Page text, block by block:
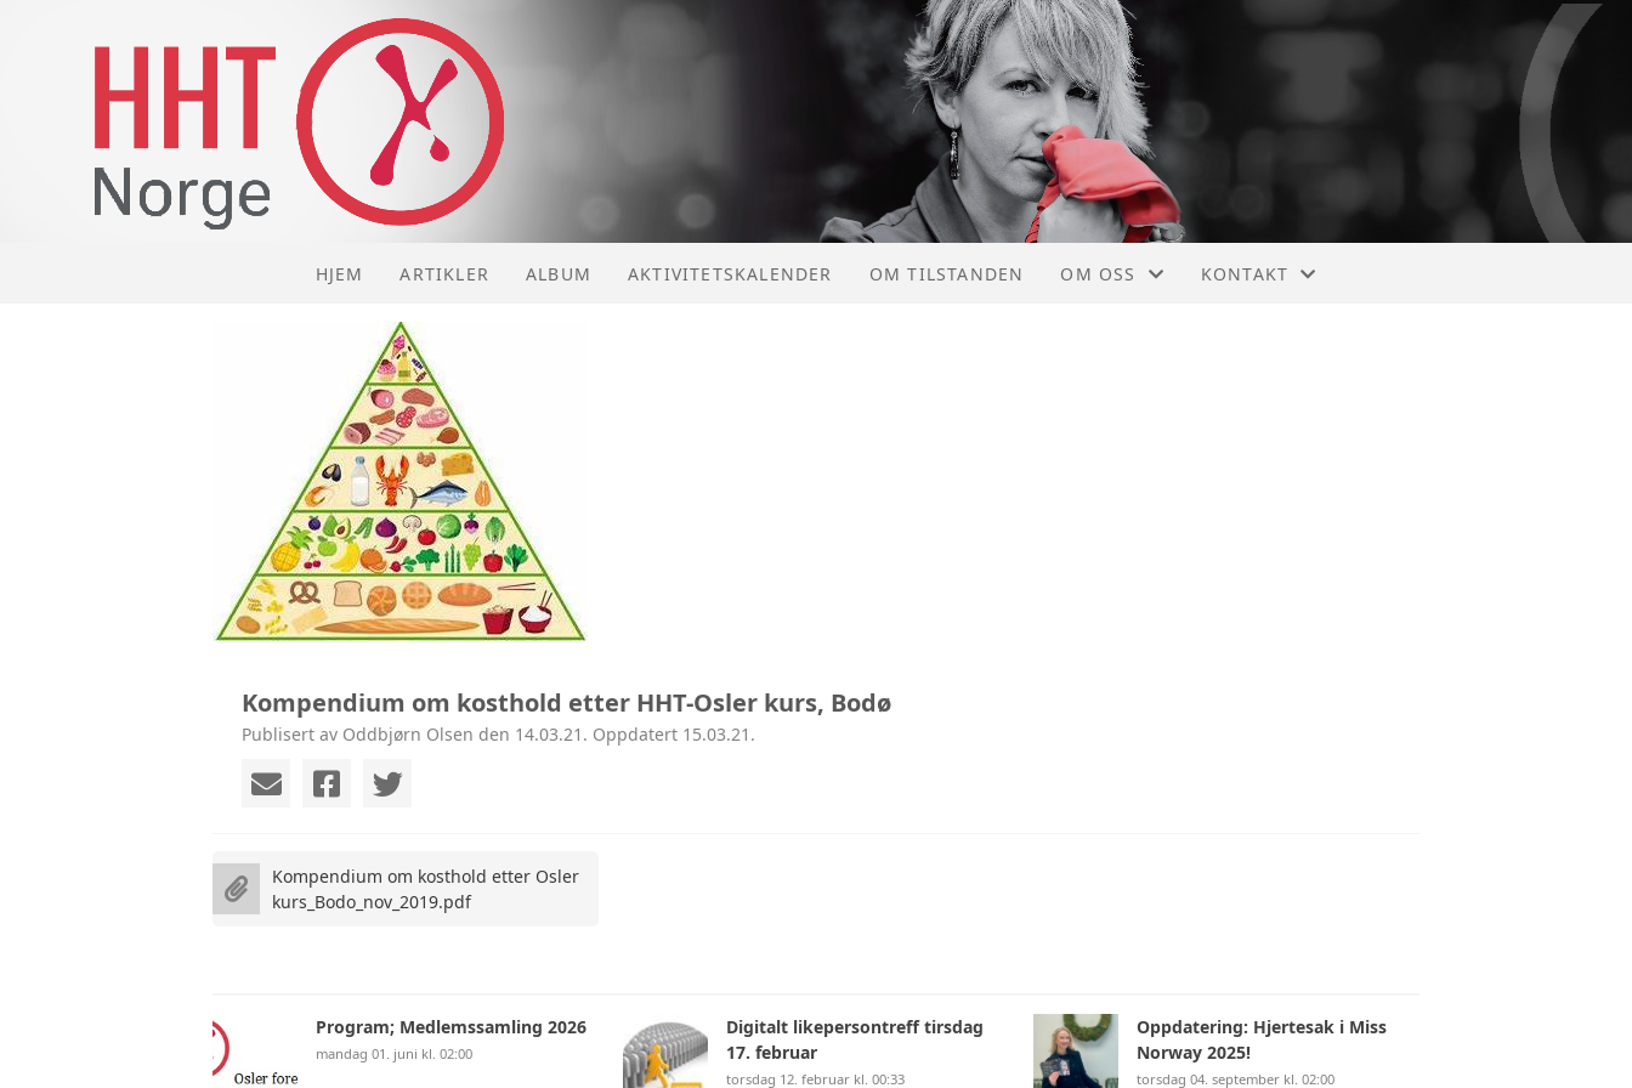
HJEM ARTIKLER ALBUM AKTIVITETSKALENDER OM TILSTANDEN OM OSS KONTAKT
Kompendium om kosthold etter HHT-Osler kurs, Bodø
Publisert av Oddbjørn Olsen den 14.03.21. Oppdatert 15.03.21.
Kompendium om kosthold etter Osler
kurs_Bodo_nov_2019.pdf
Program; Medlemssamling 2026
mandag 01. juni kl. 02:00
Digitalt likepersontreff tirsdag
17. februar
torsdag 12. februar kl. 00:33
Oppdatering: Hjertesak i Miss
Norway 2025!
torsdag 04. september kl. 02:00